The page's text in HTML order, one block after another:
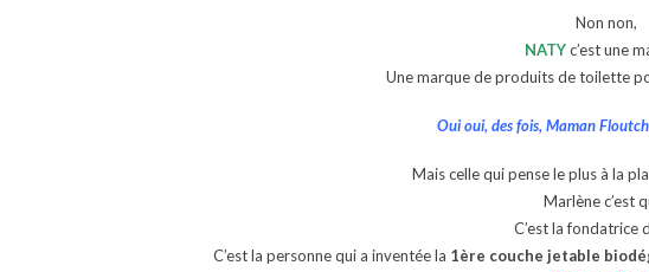
Non non,
NATY c’est une
Une marque de produits de toilette
Oui oui, des fois, Maman
Mais celle qui pense le plus à la
Marlène c’est
C’est la fondatrice
C’est la personne qui a inventée la 1ère couche jetable